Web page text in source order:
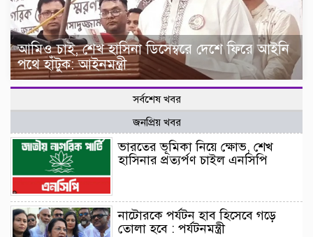
আমিও চাই, শেখ হাসিনা ডিসেম্বরে দেশে ফিরে আইনি
পথে হাঁটুক: আইনমন্ত্রী
সর্বশেষ খবর
জনপ্রিয় খবর
ভারতের ভূমিকা নিয়ে ক্ষোভ, শেখ
হাসিনার প্রত্যর্পণ চাইল এনসিপি
নাটোরকে পর্যটন হাব হিসেবে গড়ে
তোলা হবে : পর্যটনমন্ত্রী